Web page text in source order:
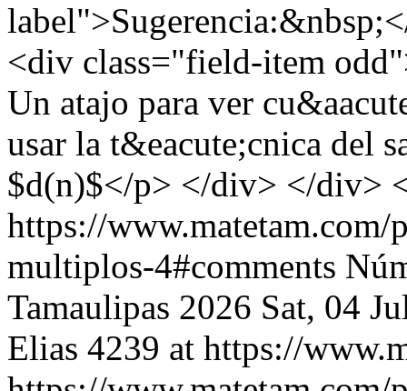
<div class="field-item
Un atajo para ver
usar la t&eacute;cnica del
$d(n)$</p> </div> </div>
https://www.matetam.com/
multiplos-4#comments
Tamaulipas 2026 Sat, 04
Elias 4239 at https://